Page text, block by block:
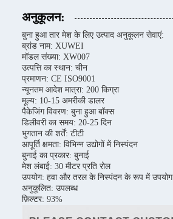
अनुकूलन:
बुना हुआ तार मेश के लिए उत्पाद अनुकूलन सेवाएं:
ब्रांड नाम: XUWEI
मॉडल संख्या: XW007
उत्पत्ति का स्थान: चीन
प्रमाणन: CE ISO9001
न्यूनतम आदेश मात्रा: 200 किग्रा
मूल्य: 10-15 अमरीकी डालर
पैकेजिंग विवरण: बुना हुआ बॉक्स
डिलीवरी का समय: 20-25 दिन
भुगतान की शर्तें: टीटी
आपूर्ति क्षमता: विभिन्न उद्योगों में निस्पंदन
बुनाई का प्रकार: बुनाई
मेश लंबाई: 30 मीटर प्रति रोल
उपयोग: हवा और तरल के निस्पंदन के रूप में उपयोग
अनुकूलित: उपलब्ध
फ़िल्टर: 93%